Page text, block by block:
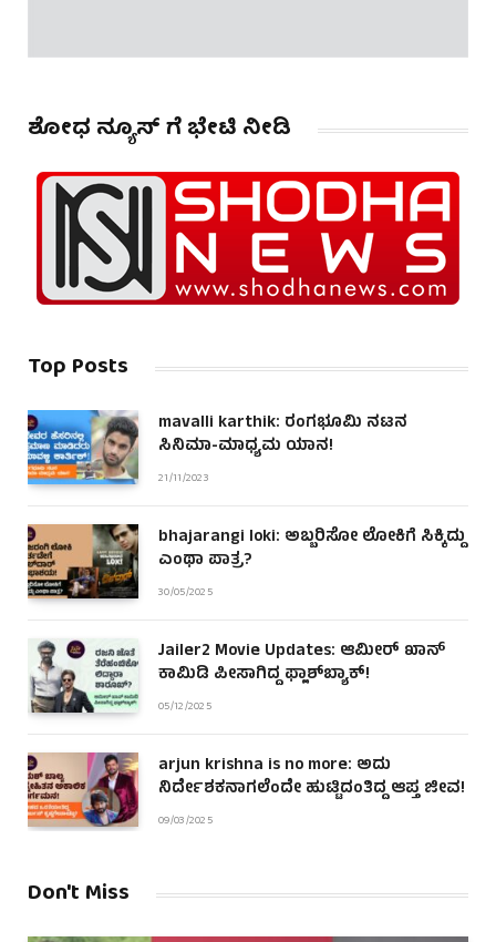
ಶೋಧ ನ್ಯೂಸ್ ಗೆ ಭೇಟಿ ನೀಡಿ
Top Posts
mavalli karthik: ರಂಗಭೂಮಿ ನಟನ
ಸಿನಿಮಾ-ಮಾಧ್ಯಮ ಯಾನ!
21/11/2023
bhajarangi loki: ಅಬ್ಬರಿಸೋ ಲೋಕಿಗೆ ಸಿಕ್ಕಿದ್ದು
ಎಂಥಾ ಪಾತ್ರ?
30/05/2025
Jailer2 Movie Updates: ಆಮೀರ್ ಖಾನ್
ಕಾಮಿಡಿ ಪೀಸಾಗಿದ್ದ ಫ್ಲಾಶ್‌ಬ್ಯಾಕ್!
05/12/2025
arjun krishna is no more: ಅದು
ನಿರ್ದೇಶಕನಾಗಲೆಂದೇ ಹುಟ್ಟಿದಂತಿದ್ದ ಆಪ್ತ ಜೀವ!
09/03/2025
Don't Miss